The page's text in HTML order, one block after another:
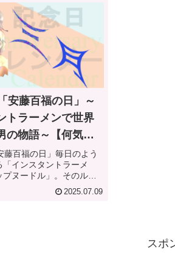
安藤百福の日」～
トラーメンで世界
の物語～【何気な
の日？】
藤百福の日」毎日のよう
「インスタントラーメ
ヌードル」。そのルー
たった一人の発明家の挑
きます。3月5日は「安藤
2025.07.09
スポ